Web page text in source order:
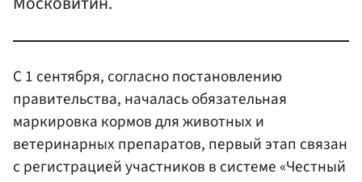
С 1 сентября, согласно постановлению
правительства, началась обязательная
маркировка кормов для животных и
ветеринарных препаратов, первый этап связан
с регистрацией участников в системе «Честный